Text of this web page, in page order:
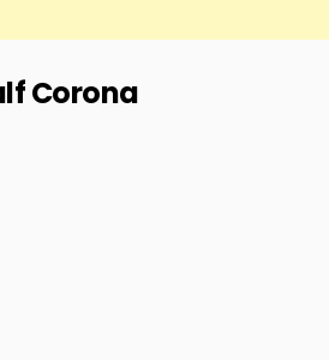
Corona